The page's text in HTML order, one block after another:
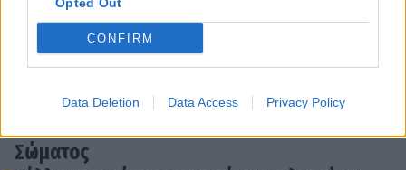
CONFIRM
Data Deletion Data Access Privacy Policy
Ανακοίνωση της Πανελλήνιας Ομοσπονδίας
Ενώσεων Προσωπικού Λιμενικού Σώματος
Μηχανική βλάβη σε ιστιοφόρο στην Καλαμάτα
Σώματος